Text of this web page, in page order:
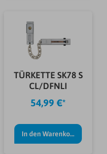
TÜRKETTE SK78 S
CL/DFNLI
54,99 €*
In den Warenkorb